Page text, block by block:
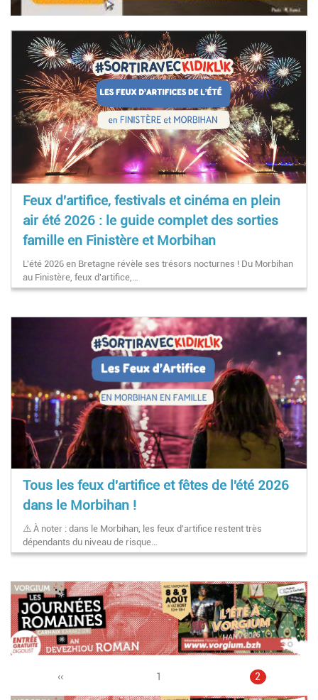
Feux d'artifice, festivals et cinéma en plein
air été 2026 : le guide complet des sorties
famille en Finistère et Morbihan
L'été 2026 en Bretagne révèle ses trésors nocturnes ! Du Morbihan
au Finistère, feux d'artifice,…
Tous les feux d'artifice et fêtes de l'été 2026
dans le Morbihan !
⚠️ À noter : dans le Morbihan, les feux d'artifice restent très
dépendants du niveau de risque…
Pagination
Page
‹‹ Page
1
Page
2